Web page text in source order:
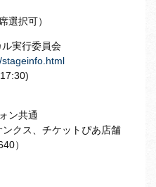
選択可）
実行委員会
stageinfo.html
ン共通
クス、チケットぴあ店舗
）